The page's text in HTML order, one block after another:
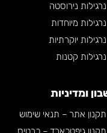
נרגילות נירוסטה
נרגילות מיוחדות
נרגילות יוקרתיות
נרגילות קטנות
ומדיניות
תקנון אתר – תנאי שימוש